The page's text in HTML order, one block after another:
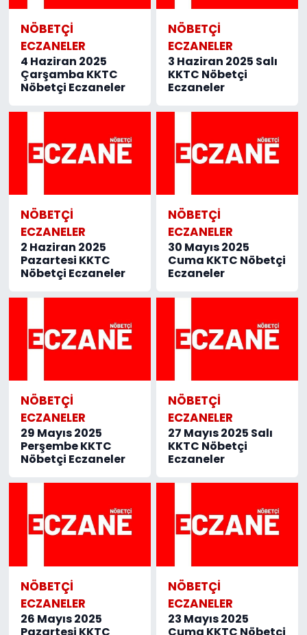
NÖBETÇI
ECZANELER
4 Haziran 2025
Çarşamba KKTC
Nöbetçi Eczaneler
NÖBETÇI
ECZANELER
3 Haziran 2025 Salı
KKTC Nöbetçi
Eczaneler
NÖBETÇI
ECZANELER
2 Haziran 2025
Pazartesi KKTC
Nöbetçi Eczaneler
NÖBETÇI
ECZANELER
30 Mayıs 2025
Cuma KKTC Nöbetçi
Eczaneler
NÖBETÇI
ECZANELER
29 Mayıs 2025
Perşembe KKTC
Nöbetçi Eczaneler
NÖBETÇI
ECZANELER
27 Mayıs 2025 Salı
KKTC Nöbetçi
Eczaneler
NÖBETÇI
ECZANELER
26 Mayıs 2025
Pazartesi KKTC
NÖBETÇI
ECZANELER
23 Mayıs 2025
Cuma KKTC Nöbetçi